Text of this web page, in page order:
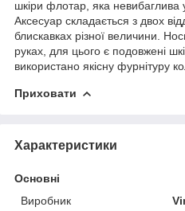
шкіри флотар, яка невибаглива
Аксесуар складається з двох
блискавках різної величини.
руках, для цього є подовжені
використано якісну фурнітуру
Приховати
Характеристики
Основні
Виробник